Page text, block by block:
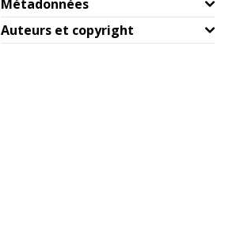
Métadonnées
Auteurs et copyright